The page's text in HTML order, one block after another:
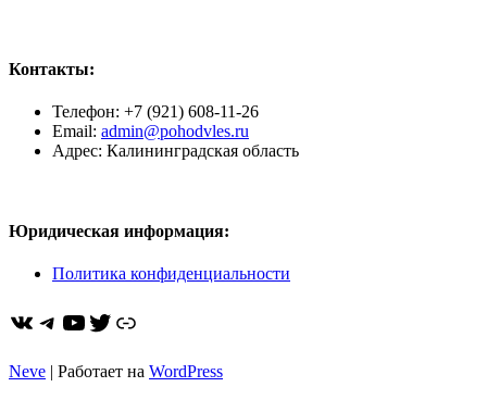
Контакты:
Телефон: +7 (921) 608-11-26
Email: admin@pohodvles.ru
Адрес: Калининградская область
Юридическая информация:
Политика конфиденциальности
ВКонтакте
Telegram
YouTube
Twitter
https://dzen.ru/pohodvles
Neve | Работает на WordPress